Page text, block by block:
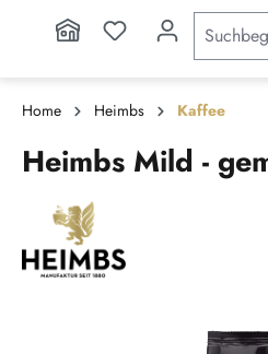
springen
Home Heimbs Kaffee
Heimbs Mild -